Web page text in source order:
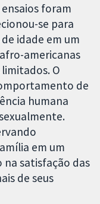
foram
se para
idade em um
americanas
O
de
humana
em um
satisfação das
de seus